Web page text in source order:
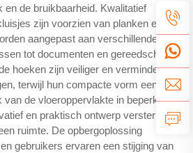
en de bruikbaarheid. Kwalitatief
zijn voorzien van planken en
aangepast aan verschillende
tot documenten en gereedschap.
hoeken zijn veiliger en verminderen
terwijl hun compacte vorm een
van de vloeroppervlakte in beperkte
en praktisch ontwerp versterkt de
ruimte. De opbergoplossing
gebruikers ervaren een stijging van